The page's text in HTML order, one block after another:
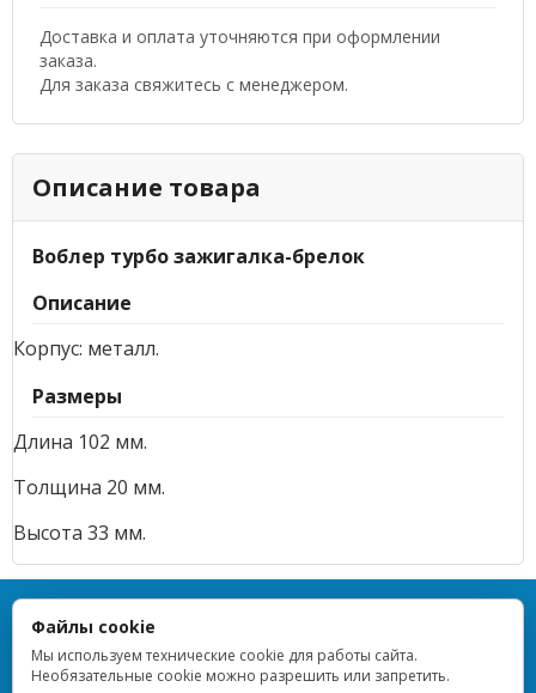
Доставка и оплата уточняются при оформлении
заказа.
Для заказа свяжитесь с менеджером.
Описание товара
Воблер турбо зажигалка-брелок
Описание
Корпус: металл.
Размеры
Длина 102 мм.
Толщина 20 мм.
Высота 33 мм.
ИП Дрейблат Людмила Вячеславовна · ИНН 773376648955 ·
ОГРНИП 314774628900854 · Регистрация 16.10.2014 · г. Москва ·
ОКВЭД 47.99
Файлы cookie
Мы используем технические cookie для работы сайта.
Необязательные cookie можно разрешить или запретить.